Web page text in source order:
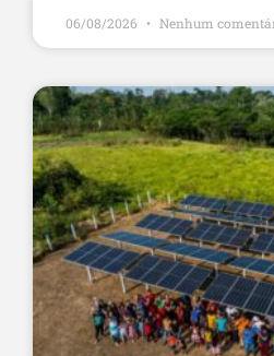
06/08/2026 Nenhum